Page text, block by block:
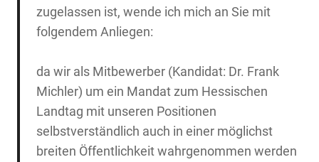
zugelassen ist, wende ich mich an Sie mit
folgendem Anliegen:
da wir als Mitbewerber (Kandidat: Dr. Frank
Michler) um ein Mandat zum Hessischen
Landtag mit unseren Positionen
selbstverständlich auch in einer möglichst
breiten Öffentlichkeit wahrgenommen werden